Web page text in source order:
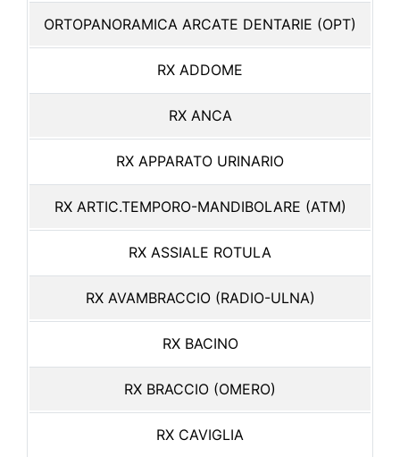
ORTOPANORAMICA ARCATE DENTARIE (OPT)
RX ADDOME
RX ANCA
RX APPARATO URINARIO
RX ARTIC.TEMPORO-MANDIBOLARE (ATM)
RX ASSIALE ROTULA
RX AVAMBRACCIO (RADIO-ULNA)
RX BACINO
RX BRACCIO (OMERO)
RX CAVIGLIA